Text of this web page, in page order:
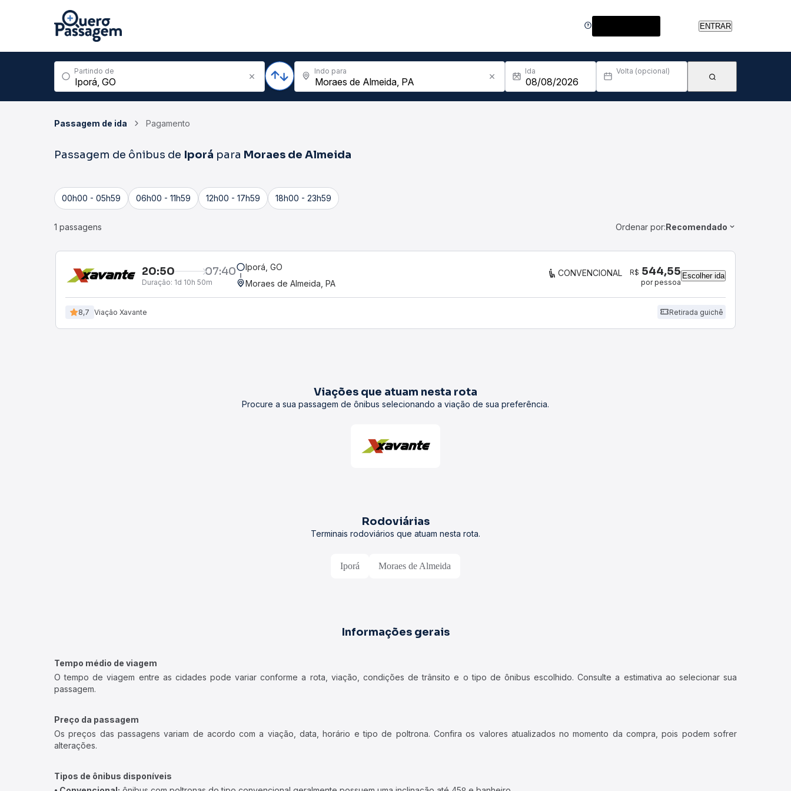
ENTRAR
Partindo de Indo para Ida Volta (opcional)
Passagem de ida Pagamento
Passagem de ônibus de Iporá para Moraes de Almeida
00h00 - 05h59 06h00 - 11h59 12h00 - 17h59 18h00 - 23h59
1 passagens Ordenar por:Recomendado
20:50 07:40
Duração: 1d 10h 50m
Iporá, GO
Moraes de Almeida, PA
CONVENCIONAL R$ 544,55
por pessoa
Escolher ida
8,7 Viação Xavante Retirada guichê
Viações que atuam nesta rota
Procure a sua passagem de ônibus selecionando a viação de sua preferência.
Rodoviárias
Terminais rodoviários que atuam nesta rota.
Iporá Moraes de Almeida
Informações gerais
Tempo médio de viagem
O tempo de viagem entre as cidades pode variar conforme a rota, viação, condições de trânsito e o tipo de ônibus escolhido. Consulte a estimativa ao selecionar sua
passagem.
Preço da passagem
Os preços das passagens variam de acordo com a viação, data, horário e tipo de poltrona. Confira os valores atualizados no momento da compra, pois podem sofrer
alterações.
Tipos de ônibus disponíveis